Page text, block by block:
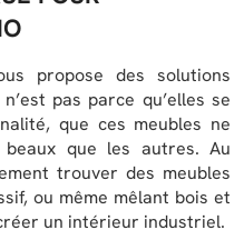
propose des solutions
pas parce qu’elles se
que ces meubles ne
que les autres. Au
trouver des meubles
ou même mêlant bois et
un intérieur industriel.